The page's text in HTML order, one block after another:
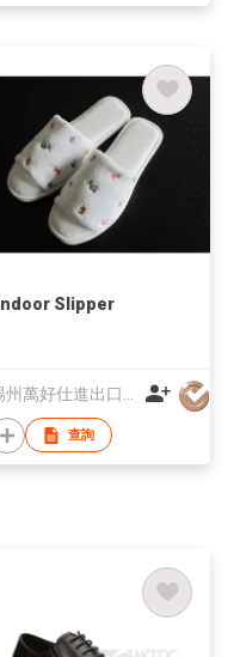
Indoor Slipper
查詢